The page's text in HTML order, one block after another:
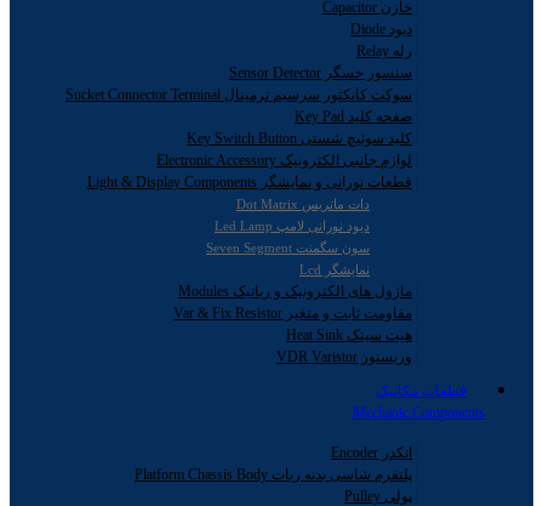
خازن Capacitor
دیود Diode
رله Relay
سنسور حسگر Sensor Detector
سوکت کانکتور سرسیم ترمینال Sucket Connector Terminal
صفحه کلید Key Pad
کلید سوئیچ شستی Key Switch Button
لوازم جانبی الکترونیک Electronic Accessory
قطعات نورانی و نمایشگر Light & Display Components
دات ماتریس Dot Matrix
دیود نورانی لامپ Led Lamp
سون سگمنت Seven Segment
نمایشگر Lcd
ماژول های الکترونیک و رباتیک Modules
مقاومت ثابت و متغیر Var & Fix Resistor
هیت سینک Heat Sink
وریستور VDR Varistor
قطعات مکانیک
Mechanic Components
انکدر Encoder
پلتفرم شاسی بدنه ربات Platform Chassis Body
پولی Pulley